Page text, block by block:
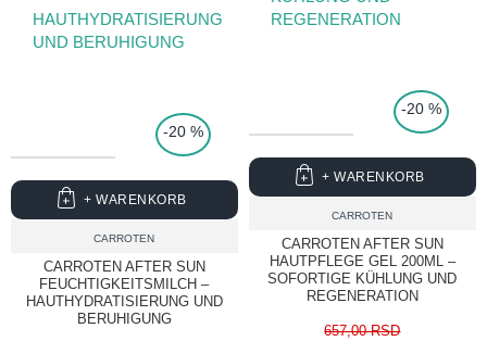
-20 %
CARROTEN
CARROTEN AFTER SUN
FEUCHTIGKEITSMILCH –
HAUTHYDRATISIERUNG UND
BERUHIGUNG
+ WARENKORB
-20 %
CARROTEN
CARROTEN AFTER SUN
HAUTPFLEGE GEL 200ML –
SOFORTIGE KÜHLUNG UND
REGENERATION
657,00 RSD
+ WARENKORB